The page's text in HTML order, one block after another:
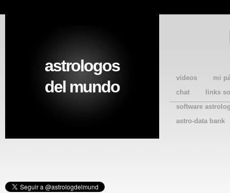
videos
mi
chat
links
software
astro-data bank
astrologos
del mundo